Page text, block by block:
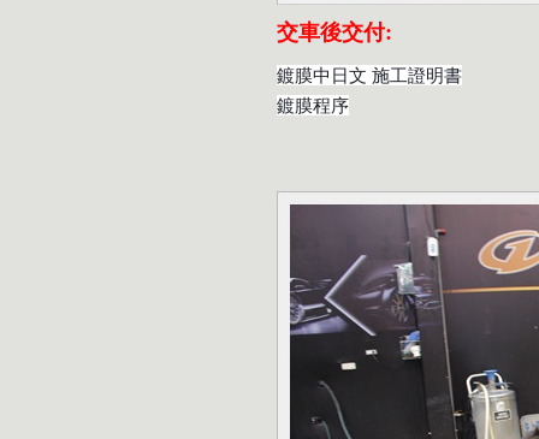
交車後交付:
鍍膜中日文 施工證明書
鍍膜程序